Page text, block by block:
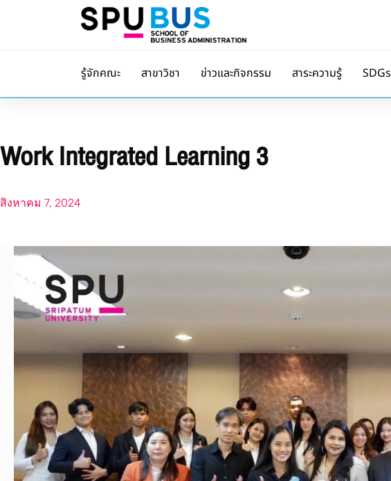
รู้จักคณะ สาขาวิชา ข่าวและกิจกรรม สาระความรู้ SDGs
Work Integrated Learning 3
สิงหาคม 7, 2024